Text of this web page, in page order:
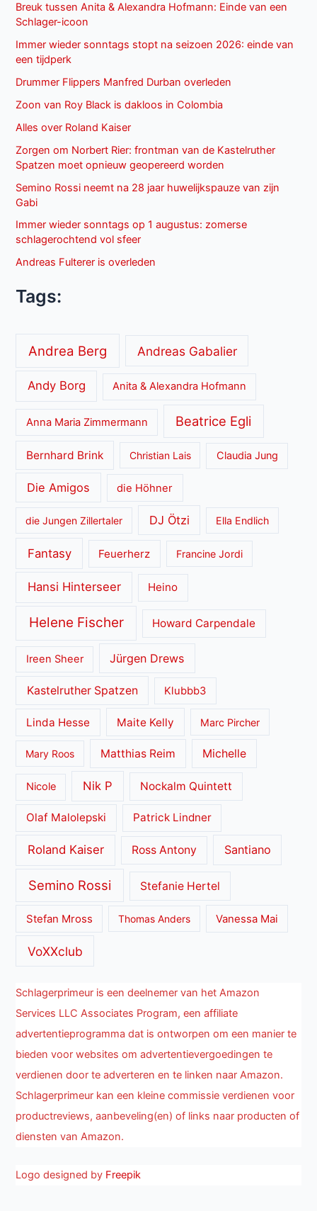
Breuk tussen Anita & Alexandra Hofmann: Einde van een
Schlager-icoon
Immer wieder sonntags stopt na seizoen 2026: einde van
een tijdperk
Drummer Flippers Manfred Durban overleden
Zoon van Roy Black is dakloos in Colombia
Alles over Roland Kaiser
Zorgen om Norbert Rier: frontman van de Kastelruther
Spatzen moet opnieuw geopereerd worden
Semino Rossi neemt na 28 jaar huwelijkspauze van zijn
Gabi
Immer wieder sonntags op 1 augustus: zomerse
schlagerochtend vol sfeer
Andreas Fulterer is overleden
Tags:
Andrea Berg Andreas Gabalier
Andy Borg Anita & Alexandra Hofmann
Anna Maria Zimmermann Beatrice Egli
Bernhard Brink Christian Lais Claudia Jung
Die Amigos die Höhner
die Jungen Zillertaler DJ Ötzi Ella Endlich
Fantasy Feuerherz Francine Jordi
Hansi Hinterseer Heino
Helene Fischer Howard Carpendale
Ireen Sheer Jürgen Drews
Kastelruther Spatzen Klubbb3
Linda Hesse Maite Kelly Marc Pircher
Mary Roos Matthias Reim Michelle
Nicole Nik P Nockalm Quintett
Olaf Malolepski Patrick Lindner
Roland Kaiser Ross Antony Santiano
Semino Rossi Stefanie Hertel
Stefan Mross Thomas Anders Vanessa Mai
VoXXclub
Schlagerprimeur is een deelnemer van het Amazon
Services LLC Associates Program, een affiliate
advertentieprogramma dat is ontworpen om een manier te
bieden voor websites om advertentievergoedingen te
verdienen door te adverteren en te linken naar Amazon.
Schlagerprimeur kan een kleine commissie verdienen voor
productreviews, aanbeveling(en) of links naar producten of
diensten van Amazon.
Logo designed by Freepik